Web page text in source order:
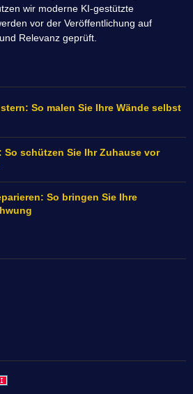
wir moderne KI-gestützte
vor der Veröffentlichung auf
Relevanz geprüft.
So malen Sie Ihre Wände selbst
So schützen Sie Ihr Zuhause vor
So bringen Sie Ihre